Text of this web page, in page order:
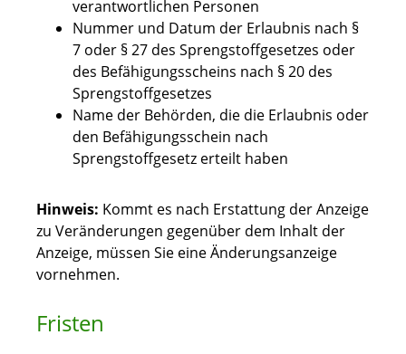
verantwortlichen Personen
Nummer und Datum der Erlaubnis nach §
7 oder § 27 des Sprengstoffgesetzes oder
des Befähigungsscheins nach § 20 des
Sprengstoffgesetzes
Name der Behörden, die die Erlaubnis oder
den Befähigungsschein nach
Sprengstoffgesetz erteilt haben
Hinweis: Kommt es nach Erstattung der Anzeige
zu Veränderungen gegenüber dem Inhalt der
Anzeige, müssen Sie eine Änderungsanzeige
vornehmen.
Fristen